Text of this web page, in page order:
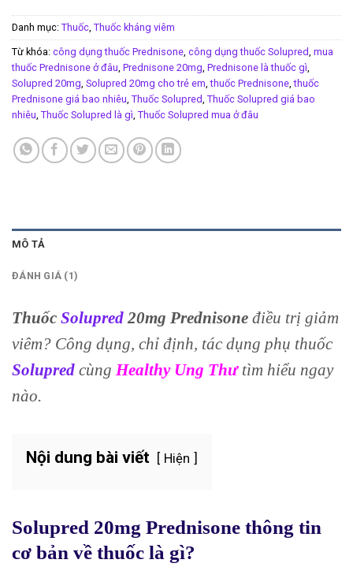
Danh mục: Thuốc Thuốc kháng viêm
Từ khóa: công dụng thuốc Prednisone công dụng thuốc Solupred mua
thuốc Prednisone ở đâu Prednisone 20mg Prednisone là thuốc gì
Solupred 20mg Solupred 20mg cho trẻ em ,thuốc Prednisone ,thuốc
Prednisone giá bao nhiêu Thuốc Solupred Thuốc Solupred giá bao
nhiêu Thuốc Solupred là gì Thuốc Solupred mua ở đâu
MÔ TẢ
ĐÁNH GIÁ (1)
Thuốc Solupred 20mg Prednisone điều trị giảm
viêm? Công dụng, chỉ định, tác dụng phụ thuốc
Solupred cùng Healthy Ung Thưtìm hiểu ngay
nào.
Nội dung bài viết Hiện
Solupred 20mg Prednisone thông tin
cơ bản về thuốc là gì?